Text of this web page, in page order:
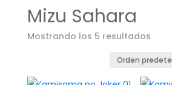
Mizu Sahara
Mostrando los 5 resultados